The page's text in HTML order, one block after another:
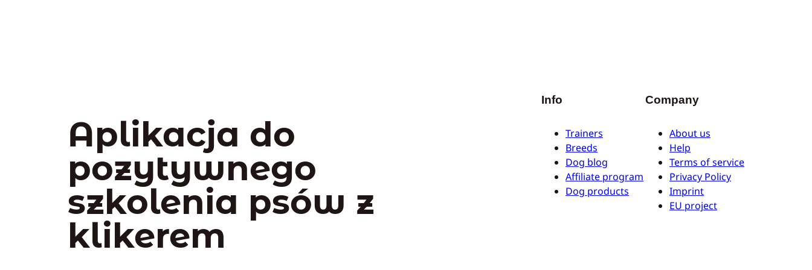
Aplikacja do
pozytywnego
szkolenia psów z
klikerem
Info
Trainers
Breeds
Dog blog
Affiliate program
Dog products
Company
About us
Help
Terms of service
Privacy Policy
Imprint
EU project